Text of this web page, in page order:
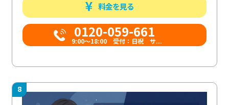
料金を見る
0120-059-661
9:00〜18:00 受付：日祝 サ...
8